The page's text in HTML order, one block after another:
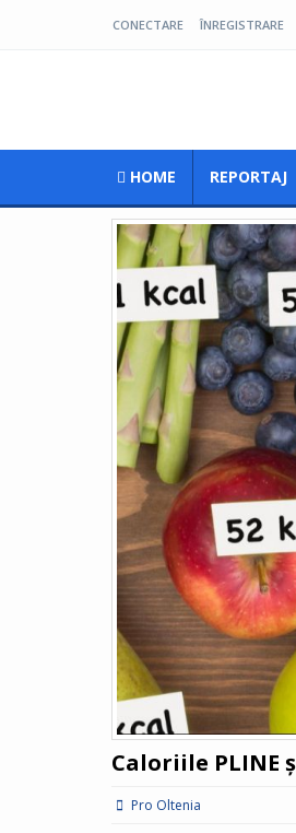
CONECTARE ÎNREGISTRARE
HOME REPORTAJ
Caloriile PLINE
Pro Oltenia